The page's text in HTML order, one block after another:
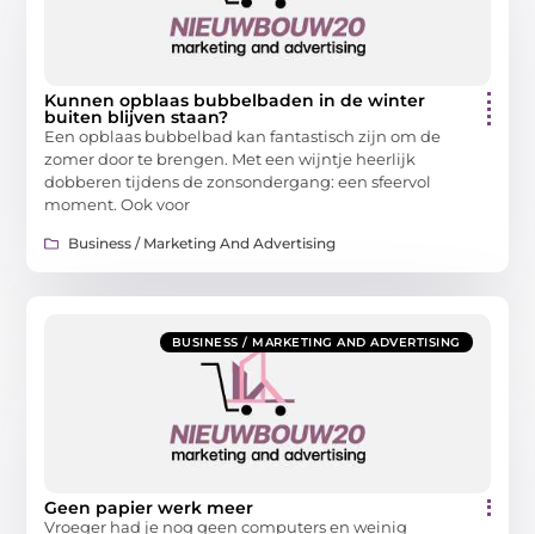
Kunnen opblaas bubbelbaden in de winter
buiten blijven staan?
Een opblaas bubbelbad kan fantastisch zijn om de
zomer door te brengen. Met een wijntje heerlijk
dobberen tijdens de zonsondergang: een sfeervol
moment. Ook voor
Business / Marketing And Advertising
BUSINESS / MARKETING AND ADVERTISING
Geen papier werk meer
Vroeger had je nog geen computers en weinig